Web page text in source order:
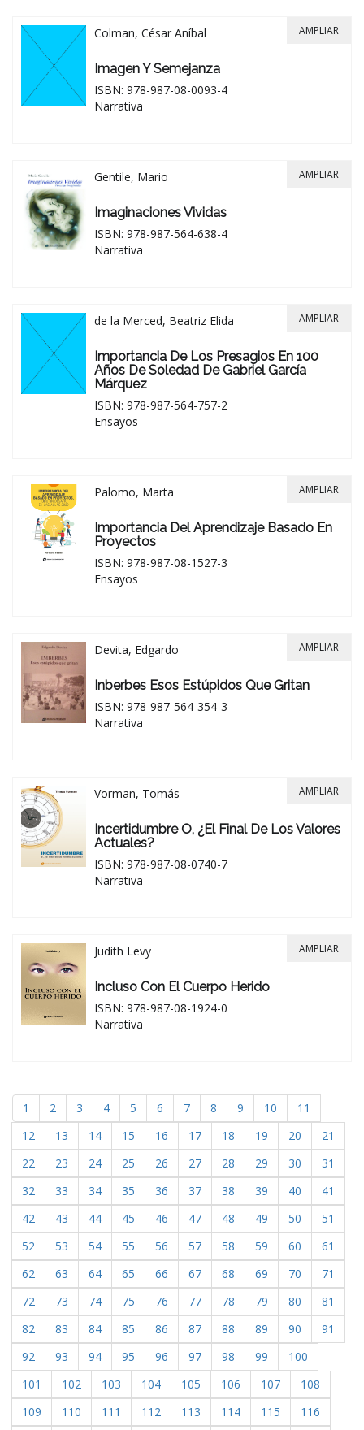
Colman, César Aníbal
Imagen Y Semejanza
ISBN: 978-987-08-0093-4
Narrativa
AMPLIAR
Gentile, Mario
Imaginaciones Vividas
ISBN: 978-987-564-638-4
Narrativa
AMPLIAR
de la Merced, Beatriz Elida
Importancia De Los Presagios En 100
Años De Soledad De Gabriel García
Márquez
ISBN: 978-987-564-757-2
Ensayos
AMPLIAR
Palomo, Marta
Importancia Del Aprendizaje Basado En
Proyectos
ISBN: 978-987-08-1527-3
Ensayos
AMPLIAR
Devita, Edgardo
Inberbes Esos Estúpidos Que Gritan
ISBN: 978-987-564-354-3
Narrativa
AMPLIAR
Vorman, Tomás
Incertidumbre O, ¿el Final De Los Valores
Actuales?
ISBN: 978-987-08-0740-7
Narrativa
AMPLIAR
Judith Levy
Incluso Con El Cuerpo Herido
ISBN: 978-987-08-1924-0
Narrativa
AMPLIAR
1 2 3 4 5 6 7 8 9 10
11
12
13 14 15 16 17 18 19 20
21
22
23 24 25 26 27 28 29 30
31
32
33 34 35 36 37 38 39 40
41
42
43 44 45 46 47 48 49 50
51
52
53 54 55 56 57 58 59 60
61
62
63 64 65 66 67 68 69 70
71
72
73 74 75 76 77 78 79 80
81
82
83 84 85 86 87 88 89 90
91
92
93 94 95 96 97 98 99
100
101
102 103 104 105 106 107
108
109
110 111 112 113 114 115
116